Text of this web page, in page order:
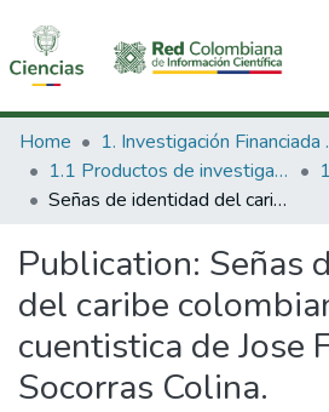
Communities & Collections
All of DSpace
Home
1.
1.1 Productos de investigación
Señas de identidad del caribe colombiano en la cuentistica de Jose Francisco Socorras Colina.
Publication: Señas
del caribe
cuentistica de Jose
Socorras Colina.